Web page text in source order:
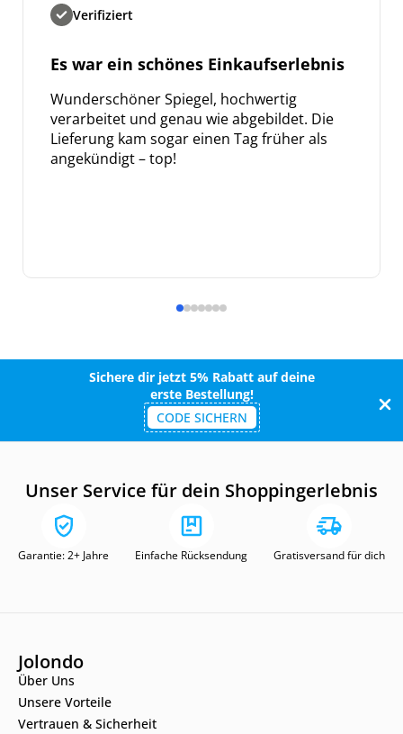
Verifiziert
Es war ein schönes Einkaufserlebnis
Wunderschöner Spiegel, hochwertig
verarbeitet und genau wie abgebildet. Die
Lieferung kam sogar einen Tag früher als
angekündigt – top!
Sichere dir jetzt 5% Rabatt auf deine
erste Bestellung!
CODE SICHERN
Unser Service für dein Shoppingerlebnis
Garantie: 2+ Jahre Einfache Rücksendung Gratisversand für dich
Jolondo
Über Uns
Unsere Vorteile
Vertrauen & Sicherheit